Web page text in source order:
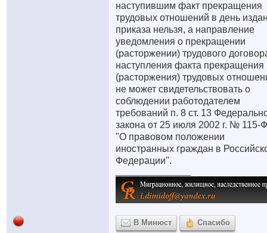
наступившим факт прекращения
трудовых отношений в день
приказа нельзя, а направление
уведомления о прекращении
(расторжении) трудового
наступления факта прекращения
(расторжения) трудовых
не может свидетельствовать о
соблюдении работодателем
требований п. 8 ст. 13
закона от 25 июля 2002 г. № 115-
"О правовом положении
иностранных граждан в
Федерации".
В Минюст Спасибо